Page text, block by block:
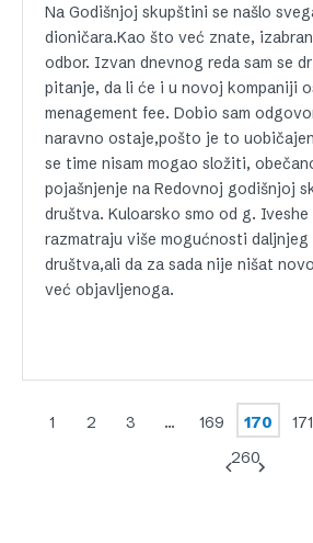
Na Godišnjoj skupštini se našlo
dioničara.Kao što već znate,
odbor. Izvan dnevnog reda sam se
pitanje, da li će i u novoj kompaniji
menagement fee. Dobio sam
naravno ostaje,pošto je to
se time nisam mogao složiti,
pojašnjenje na Redovnoj godišnjoj
društva. Kuloarsko smo od g.
razmatraju više mogućnosti
društva,ali da za sada nije nišat
već objavljenoga.
1 2 3 … 169 170 171
260